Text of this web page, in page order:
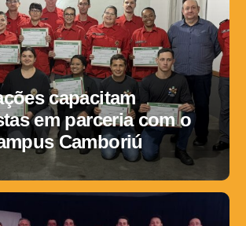
capacitam
em parceria com o
Camboriú